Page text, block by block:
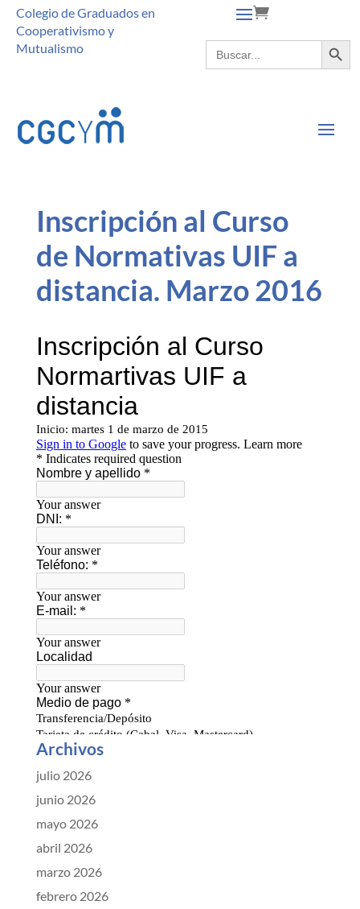
Colegio de Graduados en
Cooperativismo y
Mutualismo
Buscar: Botón de
Inscripción al Curso
de Normativas UIF a
distancia. Marzo 2016
Archivos
julio 2026
junio 2026
mayo 2026
abril 2026
marzo 2026
febrero 2026